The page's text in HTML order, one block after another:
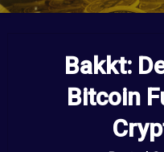
Bakkt:
Bitcoin